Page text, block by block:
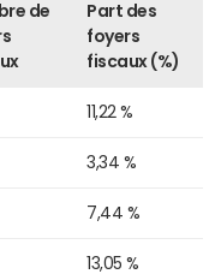
de
Part des
foyers
fiscaux (%)
11,22 %
3,34 %
7,44 %
13,05 %